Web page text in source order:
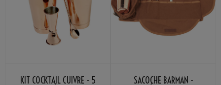
KIT COCKTAIL CUIVRE - 5 SACOCHE BARMAN -